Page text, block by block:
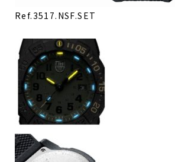
Ref.3517.NSF.SET